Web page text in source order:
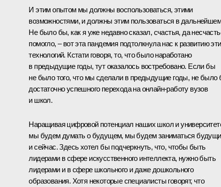
И этим опытом мы должны воспользоваться, этими
возможностями, и должны этим пользоваться в
Не было бы, как я уже недавно сказал, счастья, да
помогло, – вот эта пандемия подтолкнула нас к развитию
технологий. Кстати говоря, то, что было наработано
в предыдущие годы, тут оказалось востребовано. Если бы
не было того, что мы сделали в предыдущие годы, не было
достаточно успешного перехода на онлайн-работу вузов
и школ.
Наращивая цифровой потенциал наших школ и
мы будем думать о будущем, мы будем заниматься
и сейчас. Здесь хотел бы подчеркнуть, что, чтобы быть
лидерами в сфере искусственного интеллекта, нужно быть
лидерами и в сфере школьного и даже дошкольного
образования. Хотя некоторые специалисты говорят, что